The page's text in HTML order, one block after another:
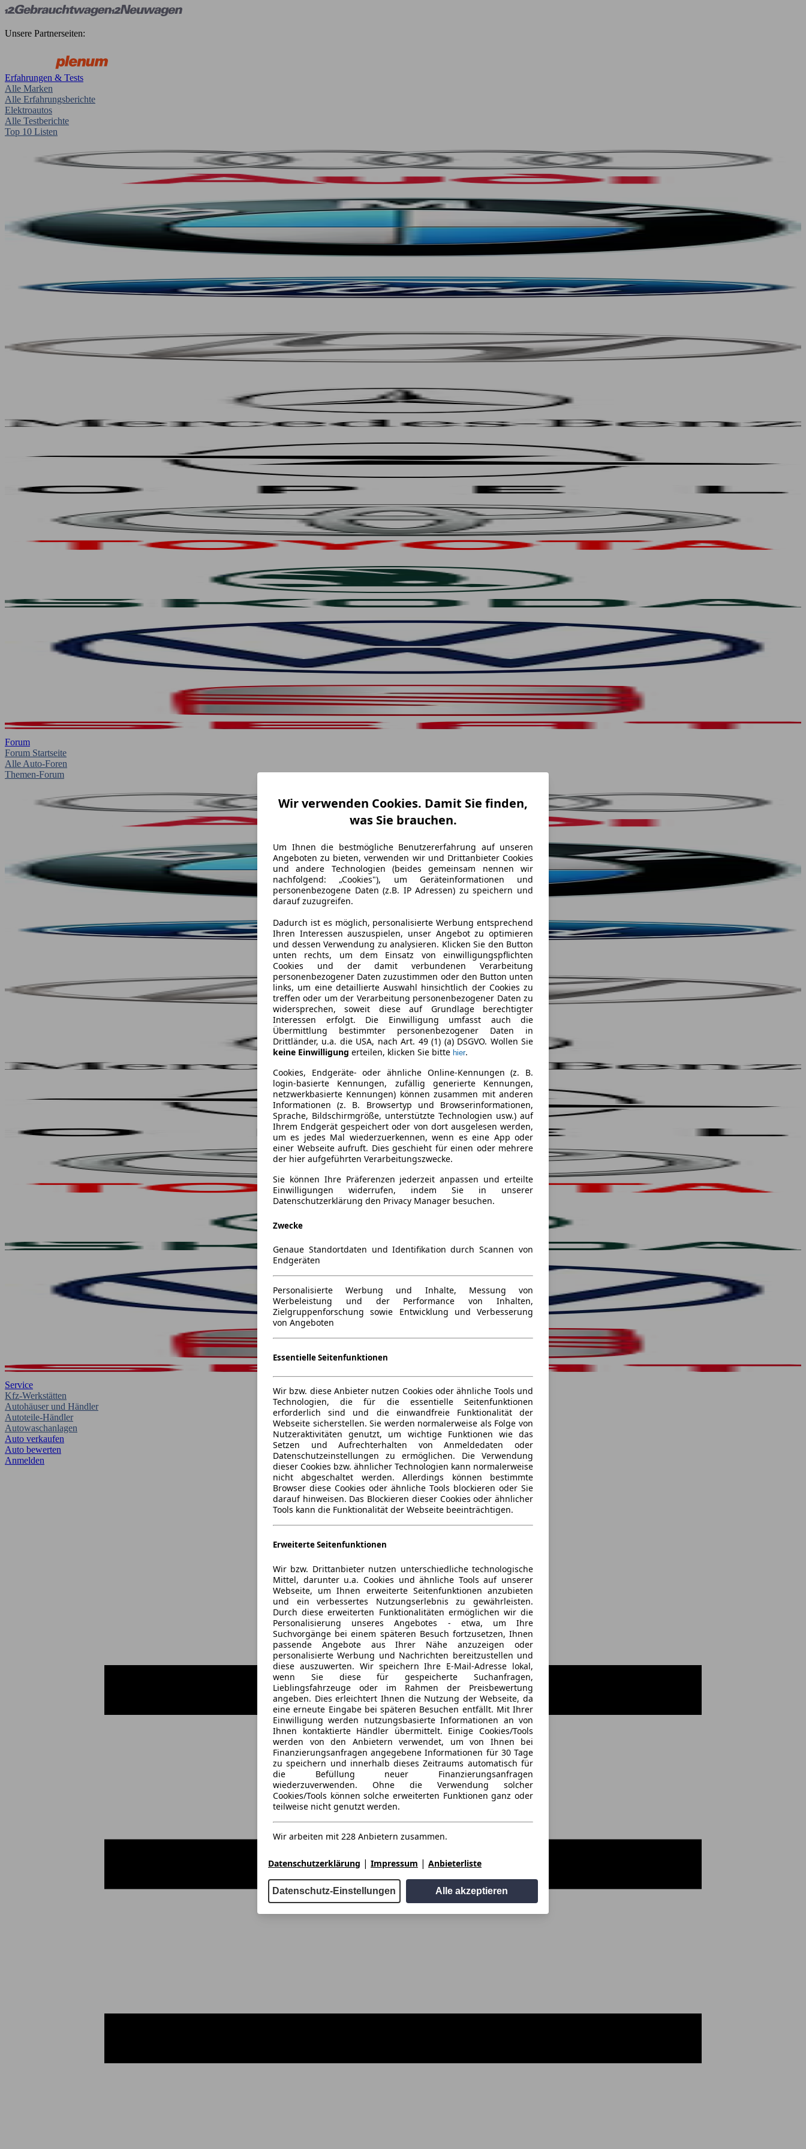
Unsere Partnerseiten:
Erfahrungen & Tests
Alle Marken
Alle Erfahrungsberichte
Elektroautos
Alle Testberichte
Top 10 Listen
Forum
Forum Startseite
Alle Auto-Foren
Themen-Forum
Service
Kfz-Werkstätten
Autohäuser und Händler
Autoteile-Händler
Autowaschanlagen
Auto verkaufen
Auto bewerten
Anmelden
Wir verwenden Cookies. Damit Sie finden,
was Sie brauchen.
Um Ihnen die bestmögliche Benutzererfahrung auf unseren
Angeboten zu bieten, verwenden wir und Drittanbieter Cookies
und andere Technologien (beides gemeinsam nennen wir
nachfolgend: „Cookies"), um Geräteinformationen und
personenbezogene Daten (z.B. IP Adressen) zu speichern und
darauf zuzugreifen.
Dadurch ist es möglich, personalisierte Werbung entsprechend
Ihren Interessen auszuspielen, unser Angebot zu optimieren
und dessen Verwendung zu analysieren. Klicken Sie den Button
unten rechts, um dem Einsatz von einwilligungspflichten
Cookies und der damit verbundenen Verarbeitung
personenbezogener Daten zuzustimmen oder den Button unten
links, um eine detaillierte Auswahl hinsichtlich der Cookies zu
treffen oder um der Verarbeitung personenbezogener Daten zu
widersprechen, soweit diese auf Grundlage berechtigter
Interessen erfolgt. Die Einwilligung umfasst auch die
Übermittlung bestimmter personenbezogener Daten in
Drittländer, u.a. die USA, nach Art. 49 (1) (a) DSGVO. Wollen Sie
keine Einwilligung erteilen, klicken Sie bitte hier.
Cookies, Endgeräte- oder ähnliche Online-Kennungen (z. B.
login-basierte Kennungen, zufällig generierte Kennungen,
netzwerkbasierte Kennungen) können zusammen mit anderen
Informationen (z. B. Browsertyp und Browserinformationen,
Sprache, Bildschirmgröße, unterstützte Technologien usw.) auf
Ihrem Endgerät gespeichert oder von dort ausgelesen werden,
um es jedes Mal wiederzuerkennen, wenn es eine App oder
einer Webseite aufruft. Dies geschieht für einen oder mehrere
der hier aufgeführten Verarbeitungszwecke.
Sie können Ihre Präferenzen jederzeit anpassen und erteilte
Einwilligungen widerrufen, indem Sie in unserer
Datenschutzerklärung den Privacy Manager besuchen.
Zwecke
Genaue Standortdaten und Identifikation durch Scannen von
Endgeräten
Personalisierte Werbung und Inhalte, Messung von
Werbeleistung und der Performance von Inhalten,
Zielgruppenforschung sowie Entwicklung und Verbesserung
von Angeboten
Essentielle Seitenfunktionen
Wir bzw. diese Anbieter nutzen Cookies oder ähnliche Tools und
Technologien, die für die essentielle Seitenfunktionen
erforderlich sind und die einwandfreie Funktionalität der
Webseite sicherstellen. Sie werden normalerweise als Folge von
Nutzeraktivitäten genutzt, um wichtige Funktionen wie das
Setzen und Aufrechterhalten von Anmeldedaten oder
Datenschutzeinstellungen zu ermöglichen. Die Verwendung
dieser Cookies bzw. ähnlicher Technologien kann normalerweise
nicht abgeschaltet werden. Allerdings können bestimmte
Browser diese Cookies oder ähnliche Tools blockieren oder Sie
darauf hinweisen. Das Blockieren dieser Cookies oder ähnlicher
Tools kann die Funktionalität der Webseite beeinträchtigen.
Erweiterte Seitenfunktionen
Wir bzw. Drittanbieter nutzen unterschiedliche technologische
Mittel, darunter u.a. Cookies und ähnliche Tools auf unserer
Webseite, um Ihnen erweiterte Seitenfunktionen anzubieten
und ein verbessertes Nutzungserlebnis zu gewährleisten.
Durch diese erweiterten Funktionalitäten ermöglichen wir die
Personalisierung unseres Angebotes - etwa, um Ihre
Suchvorgänge bei einem späteren Besuch fortzusetzen, Ihnen
passende Angebote aus Ihrer Nähe anzuzeigen oder
personalisierte Werbung und Nachrichten bereitzustellen und
diese auszuwerten. Wir speichern Ihre E-Mail-Adresse lokal,
wenn Sie diese für gespeicherte Suchanfragen,
Lieblingsfahrzeuge oder im Rahmen der Preisbewertung
angeben. Dies erleichtert Ihnen die Nutzung der Webseite, da
eine erneute Eingabe bei späteren Besuchen entfällt. Mit Ihrer
Einwilligung werden nutzungsbasierte Informationen an von
Ihnen kontaktierte Händler übermittelt. Einige Cookies/Tools
werden von den Anbietern verwendet, um von Ihnen bei
Finanzierungsanfragen angegebene Informationen für 30 Tage
zu speichern und innerhalb dieses Zeitraums automatisch für
die Befüllung neuer Finanzierungsanfragen
wiederzuverwenden. Ohne die Verwendung solcher
Cookies/Tools können solche erweiterten Funktionen ganz oder
teilweise nicht genutzt werden.
Wir arbeiten mit 228 Anbietern zusammen.
Datenschutzerklärung | Impressum | Anbieterliste
Datenschutz-Einstellungen Alle akzeptieren